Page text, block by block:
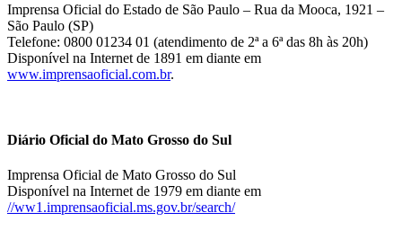
Imprensa Oficial do Estado de São Paulo – Rua da Mooca, 1921 –
São Paulo (SP)
Telefone: 0800 01234 01 (atendimento de 2ª a 6ª das 8h às 20h)
Disponível na Internet de 1891 em diante em
www.imprensaoficial.com.br.
Diário Oficial do Mato Grosso do Sul
Imprensa Oficial de Mato Grosso do Sul
Disponível na Internet de 1979 em diante em
//ww1.imprensaoficial.ms.gov.br/search/